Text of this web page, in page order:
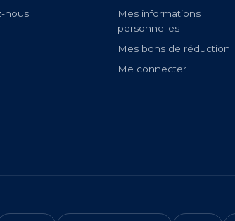
nous
Mes informations
personnelles
Mes bons de réduction
Me connecter